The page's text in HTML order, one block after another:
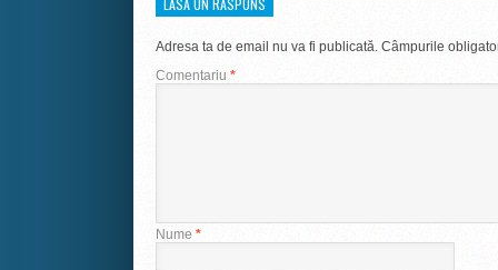
Adresa ta de email nu va fi publicată. Câmpurile
Comentariu *
Nume *